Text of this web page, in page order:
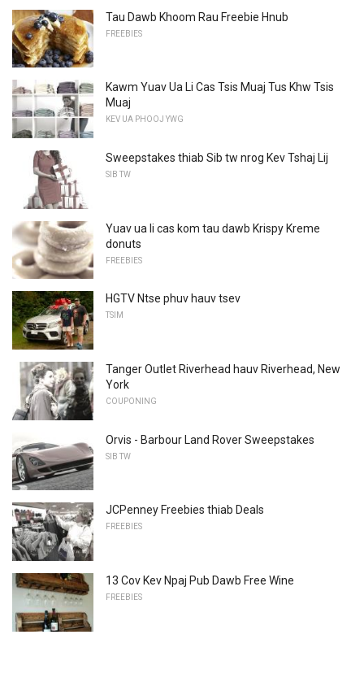
Tau Dawb Khoom Rau Freebie Hnub
FREEBIES
Kawm Yuav Ua Li Cas Tsis Muaj Tus Khw Tsis
Muaj
KEV UA PHOOJ YWG
Sweepstakes thiab Sib tw nrog Kev Tshaj Lij
SIB TW
Yuav ua li cas kom tau dawb Krispy Kreme
donuts
FREEBIES
HGTV Ntse phuv hauv tsev
TSIM
Tanger Outlet Riverhead hauv Riverhead, New
York
COUPONING
Orvis - Barbour Land Rover Sweepstakes
SIB TW
JCPenney Freebies thiab Deals
FREEBIES
13 Cov Kev Npaj Pub Dawb Free Wine
FREEBIES